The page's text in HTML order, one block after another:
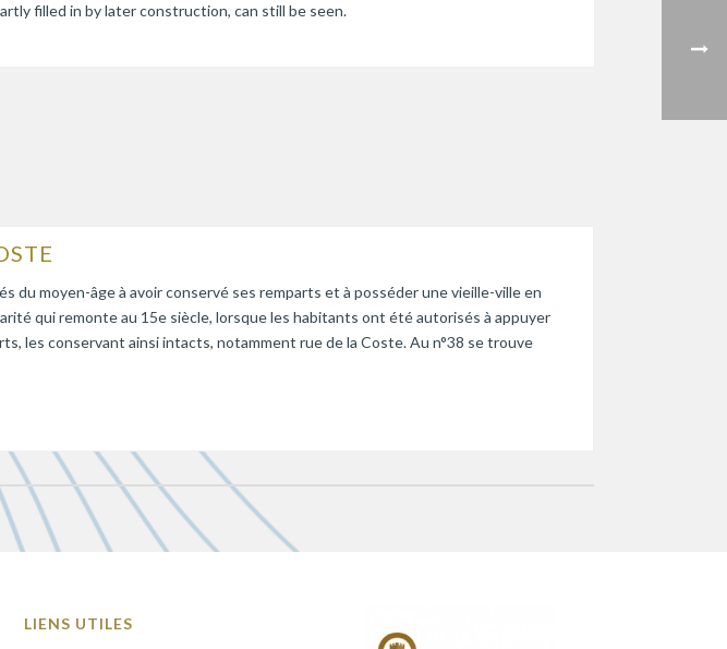
filled in by later construction, can still be seen.
du moyen-âge à avoir conservé ses remparts et à posséder une vieille-ville en
qui remonte au 15e siècle, lorsque les habitants ont été autorisés à appuyer
les conservant ainsi intacts, notamment rue de la Coste. Au n°38 se trouve
LIENS UTILES